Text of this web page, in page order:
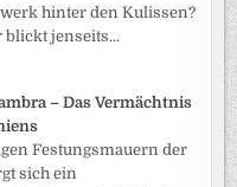
hinter den Kulissen?
jenseits...
– Das Vermächtnis
Festungsmauern der
sich ein